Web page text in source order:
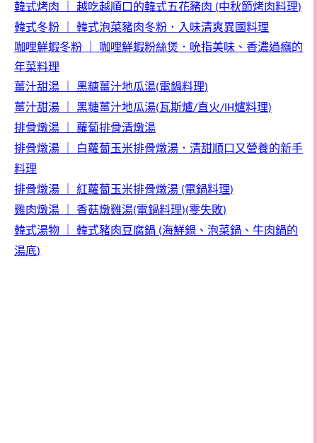
韓式烤肉 越吃越順口的韓式五花豬肉 (中秋節烤肉料理)
韓式冬粉
韓式泡菜豬肉冬粉．入味清爽異國料理
咖哩鮮蝦冬粉
咖哩鮮蝦粉絲煲． 吮指美味、香濃過癮的
年菜料理
薑汁甜湯
黑糖薑汁地瓜湯(電鍋料理)
薑汁甜湯 黑糖薑汁地瓜湯(瓦斯爐/直火/IH爐料理)
排骨燉湯
蘿蔔排骨清燉湯
排骨燉湯
白蘿蔔玉米排骨燉湯．清甜順口又營養的新手
料理
排骨燉湯
紅蘿蔔玉米排骨燉湯 (電鍋料理)
雞肉燉湯 香菇燉雞湯(電鍋料理)(零失敗)
韓式湯物 韓式豬肉豆腐鍋 (海鮮鍋、泡菜鍋、牛肉鍋的
湯底)